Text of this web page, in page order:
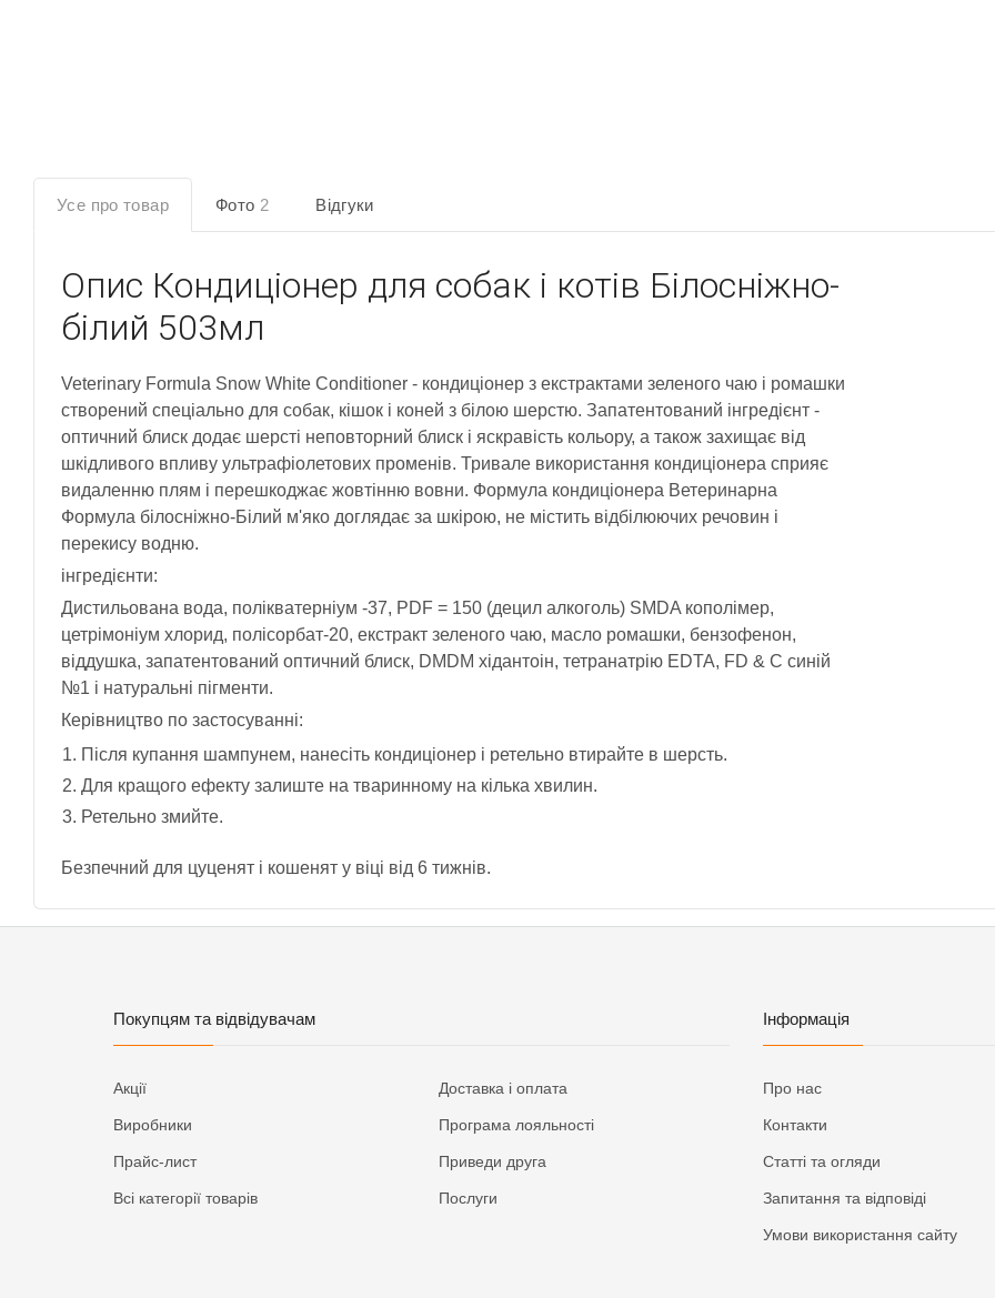
Усе про товар Фото 2 Відгуки
Опис Кондиціонер для собак і котів Білосніжно-
білий 503мл
Veterinary Formula Snow White Conditioner - кондиціонер з екстрактами зеленого чаю і ромашки
створений спеціально для собак, кішок і коней з білою шерстю. Запатентований інгредієнт -
оптичний блиск додає шерсті неповторний блиск і яскравість кольору, а також захищає від
шкідливого впливу ультрафіолетових променів. Тривале використання кондиціонера сприяє
видаленню плям і перешкоджає жовтінню вовни. Формула кондиціонера Ветеринарна
Формула білосніжно-Білий м'яко доглядає за шкірою, не містить відбілюючих речовин і
перекису водню.
інгредієнти:
Дистильована вода, полікватерніум -37, PDF = 150 (децил алкоголь) SMDA кополімер,
цетрімоніум хлорид, полісорбат-20, екстракт зеленого чаю, масло ромашки, бензофенон,
віддушка, запатентований оптичний блиск, DMDM хідантоін, тетранатрію EDTA, FD & C синій
№1 і натуральні пігменти.
Керівництво по застосуванні:
Після купання шампунем, нанесіть кондиціонер і ретельно втирайте в шерсть.
Для кращого ефекту залиште на тваринному на кілька хвилин.
Ретельно змийте.
Безпечний для цуценят і кошенят у віці від 6 тижнів.
Покупцям та відвідувачам
Акції
Виробники
Прайс-лист
Всі категорії товарів
Доставка і оплата
Програма лояльності
Приведи друга
Послуги
Інформація
Про нас
Контакти
Статті та огляди
Запитання та відповіді
Умови використання сайту